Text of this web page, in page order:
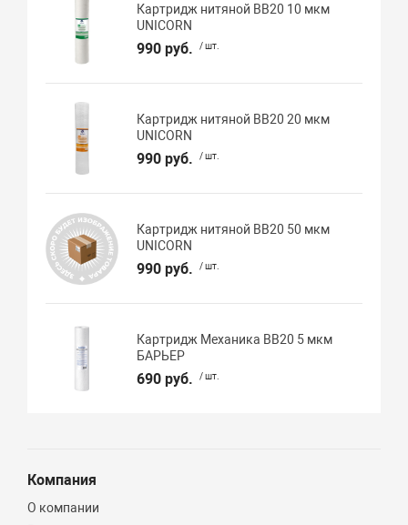
Картридж нитяной BB20 10 мкм
UNICORN
990 руб. / шт.
Картридж нитяной BB20 20 мкм
UNICORN
990 руб. / шт.
Картридж нитяной BB20 50 мкм
UNICORN
990 руб. / шт.
Картридж Механика BB20 5 мкм
БАРЬЕР
690 руб. / шт.
Компания
О компании